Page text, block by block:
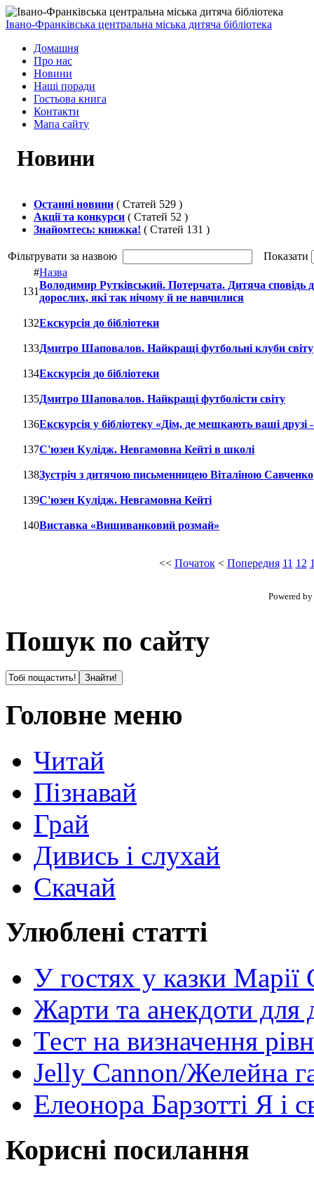
Івано-Франківська центральна міська дитяча бібліотека
Домашня
Про нас
Новини
Наші поради
Гостьова книга
Контакти
Мапа сайту
Новини
Останні новини ( Статей 529 )
Акції та конкурси ( Статей 52 )
Знайомтесь: книжка! ( Статей 131 )
Фільтрувати за назвою
Показати
#Назва
131
Володимир Рутківський. Потерчата. Дитяча сповідь
дорослих, які так нічому й не навчилися
132Екскурсія до бібліотеки
133Дмитро Шаповалов. Найкращі футбольні клуби світу
134Екскурсія до бібліотеки
135Дмитро Шаповалов. Найкращі футболісти світу
136Екскурсія у бібліотеку «Дім, де мешкають ваші друзі
137С'юзен Кулідж. Невгамовна Кейті в школі
138Зустріч з дитячою письменницею Віталіною Савченко
139С'юзен Кулідж. Невгамовна Кейті
140Виставка «Вишиванковий розмай»
<< Початок< Попередня 11 12
Powered by
Пошук по сайту
Головне меню
Читай
Пізнавай
Грай
Дивись і слухай
Скачай
Улюблені статті
У гостях у казки
Жарти та анекдоти для
Тест на визначення
Jelly Cannon/Желейна
Елеонора Барзотті Я і
Корисні посилання